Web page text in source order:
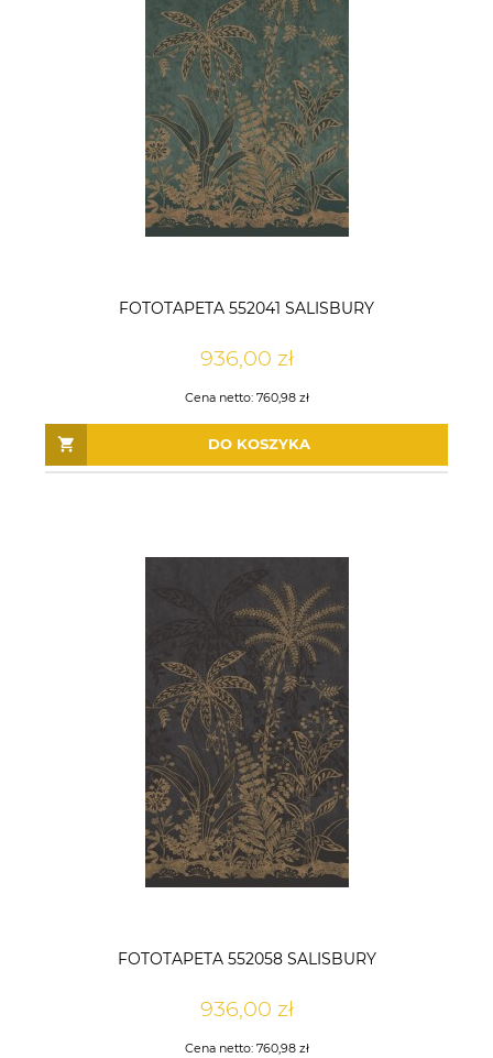
FOTOTAPETA 552041 SALISBURY
936,00 zł
Cena netto: 760,98 zł
DO KOSZYKA
FOTOTAPETA 552058 SALISBURY
936,00 zł
Cena netto: 760,98 zł